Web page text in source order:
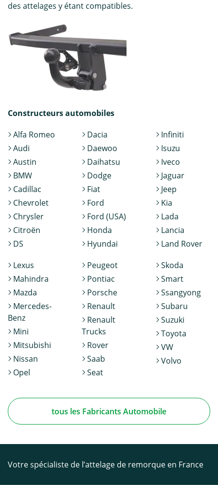
des attelages y étant compatibles.
Constructeurs automobiles
Alfa Romeo
Audi
Austin
BMW
Cadillac
Chevrolet
Chrysler
Citroën
DS
Dacia
Daewoo
Daihatsu
Dodge
Fiat
Ford
Ford (USA)
Honda
Hyundai
Infiniti
Isuzu
Iveco
Jaguar
Jeep
Kia
Lada
Lancia
Land Rover
Lexus
Mahindra
Mazda
Mercedes-
Benz
Mini
Mitsubishi
Nissan
Opel
Peugeot
Pontiac
Porsche
Renault
Renault
Trucks
Rover
Saab
Seat
Skoda
Smart
Ssangyong
Subaru
Suzuki
Toyota
VW
Volvo
tous les Fabricants Automobile
Votre spécialiste de l’attelage de remorque en France